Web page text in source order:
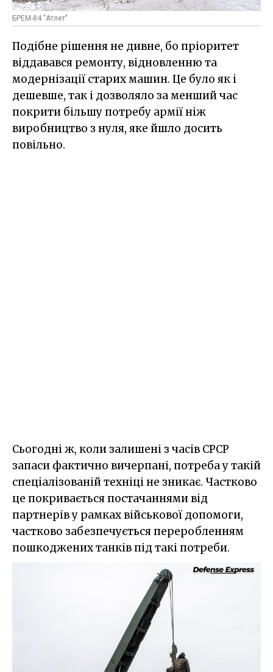
БРЕМ-84 "Атлет"
Подібне рішення не дивне, бо пріоритет
віддавався ремонту, відновленню та
модернізації старих машин. Це було як і
дешевше, так і дозволяло за менший час
покрити більшу потребу армії ніж
виробництво з нуля, яке йшло досить
повільно.
Сьогодні ж, коли залишені з часів СРСР
запаси фактично вичерпані, потреба у такій
спеціалізованій техніці не зникає. Частково
це покривається постачаннями від
партнерів у рамках військової допомоги,
частково забезпечується переробленням
пошкоджених танків під такі потреби.